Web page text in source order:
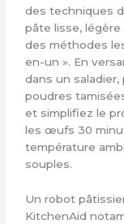
des techniques
pâte lisse, légère
des méthodes
en-un ». En
dans un
poudres
et simplifiez le
les œufs 30
température
souples.
Un robot
KitchenAid